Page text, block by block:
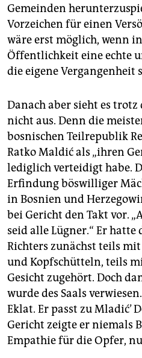
Gemeinden
Vorzeichen für einen
wäre erst möglich, wenn
Öffentlichkeit eine echte
die eigene Vergangenheit
Danach aber sieht es trotz
nicht aus. Denn die
bosnischen Teilrepublik
Ratko Maldić als „ihren
lediglich verteidigt habe.
Erfindung böswilliger
in Bosnien und
bei Gericht den Takt vor.
seid alle Lügner.“ Er hatte
Richters zunächst teils
und Kopfschütteln, teils
Gesicht zugehört. Doch
wurde des Saals
Eklat. Er passt zu Mladić’
Gericht zeigte er niemals
Empathie für die Opfer,